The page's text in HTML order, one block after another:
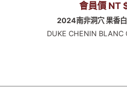
會員價 NT
2024南非洞穴 果香
DUKE CHENIN